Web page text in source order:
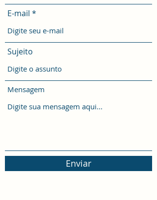
E-mail
Sujeito
Mensagem
Enviar